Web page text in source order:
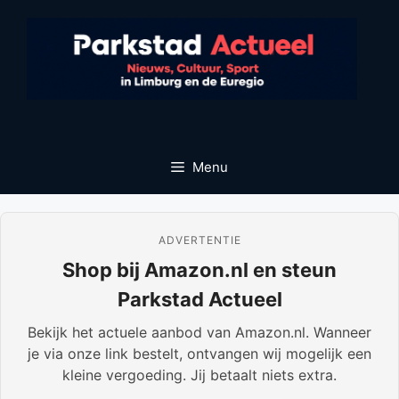
Menu
ADVERTENTIE
Shop bij Amazon.nl en steun
Parkstad Actueel
Bekijk het actuele aanbod van Amazon.nl. Wanneer
je via onze link bestelt, ontvangen wij mogelijk een
kleine vergoeding. Jij betaalt niets extra.